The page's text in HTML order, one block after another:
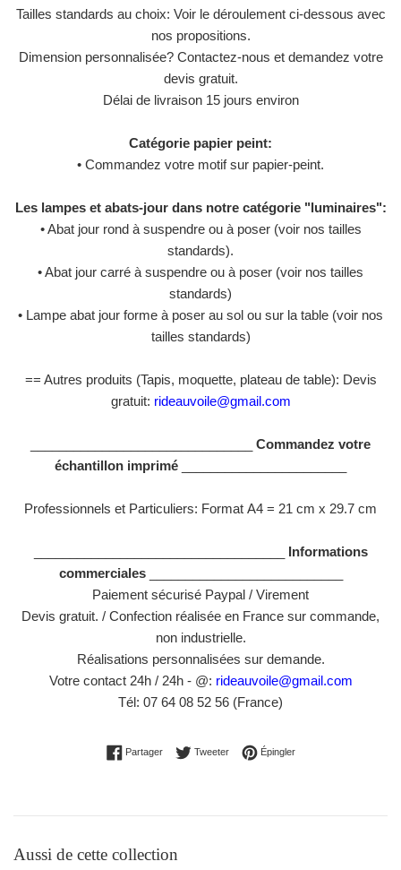
Tailles standards au choix: Voir le déroulement ci-dessous avec
nos propositions.
Dimension personnalisée? Contactez-nous et demandez votre
devis gratuit.
Délai de livraison 15 jours environ
Catégorie papier peint:
• Commandez votre motif sur papier-peint.
Les lampes et abats-jour dans notre catégorie "luminaires":
• Abat jour rond à suspendre ou à poser (voir nos tailles
standards).
• Abat jour carré à suspendre ou à poser (voir nos tailles
standards)
• Lampe abat jour forme à poser au sol ou sur la table (voir nos
tailles standards)
== Autres produits (Tapis, moquette, plateau de table): Devis
gratuit: rideauvoile@gmail.com
Commandez votre
échantillon imprimé
Professionnels et Particuliers: Format A4 = 21 cm x 29.7 cm
Informations
commerciales___________________________
Paiement sécurisé Paypal / Virement
Devis gratuit. / Confection réalisée en France sur commande,
non industrielle.
Réalisations personnalisées sur demande.
Votre contact 24h / 24h - @: rideauvoile@gmail.com
Tél: 07 64 08 52 56 (France)
PartagerPartager sur Facebook
TweeterTweeter sur Twitter
ÉpinglerÉpingler sur Pinterest
Aussi de cette collection